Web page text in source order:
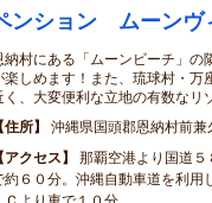
ンション ムーンヴ
納村にある「ムーンビーチ」の
楽しめます！また、琉球村・万
く、大変便利な立地の有数なリ
住所
沖縄県国頭郡恩納村前
アクセス
那覇空港より国道
約６０分。沖縄自動車道を利用